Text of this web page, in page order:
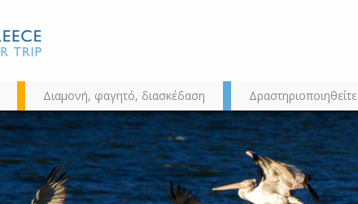
Διαμονή, φαγητό, διασκέδαση Δραστηριοποιηθείτε